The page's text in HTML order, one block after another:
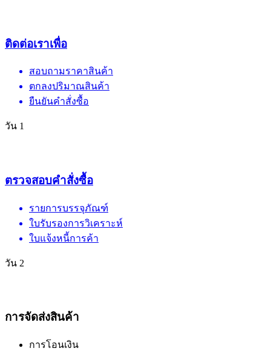
ติดต่อเราเพื่อ
สอบถามราคาสินค้า
ตกลงปริมาณสินค้า
ยืนยันคำสั่งซื้อ
วัน 1
ตรวจสอบคำสั่งซื้อ
รายการบรรจุภัณฑ์
ใบรับรองการวิเคราะห์
ใบแจ้งหนี้การค้า
วัน 2
การจัดส่งสินค้า
การโอนเงิน